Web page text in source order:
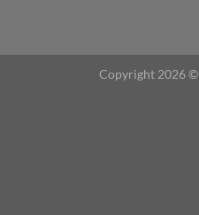
Copyright 2026 ©